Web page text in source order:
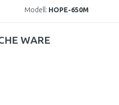
Modell: HOPE-650M
WARE